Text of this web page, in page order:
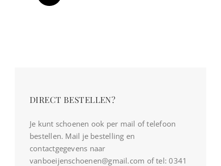
DIRECT BESTELLEN?
Je kunt schoenen ook per mail of telefoon
bestellen. Mail je bestelling en
contactgegevens naar
vanboeijenschoenen@gmail.com of tel: 0341